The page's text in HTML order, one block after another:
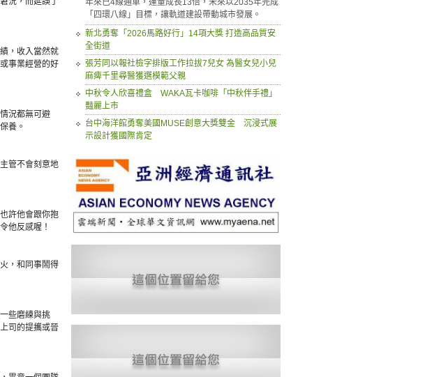
，收入當然就
事業經營的好
況都無可避
養。
管不會刻意地
許他會跟你抱
他反感喔！
，和同事鬧得
些磨練與挑
司的提攜或晉
年來已4線通車，運量成長13倍，未來以2035年完成
「四環八線」目標，讓軌道建設帶動城市發展。
新北勇奪「2026馬路好行」14項大獎 打造高品質安
全街道
張芳同以報社檢字排版工作拉拔7兒女 為醫女兒小兒
麻痺千里尋醫獲選模範父親
中秋令人欣喜禮盒 WAKA瓦卡咖啡「中秋伴手禮」
豔麗上市
台中海洋館勇奪美國MUSE創意大獎雙金 沉浸式展
示設計獲國際肯定